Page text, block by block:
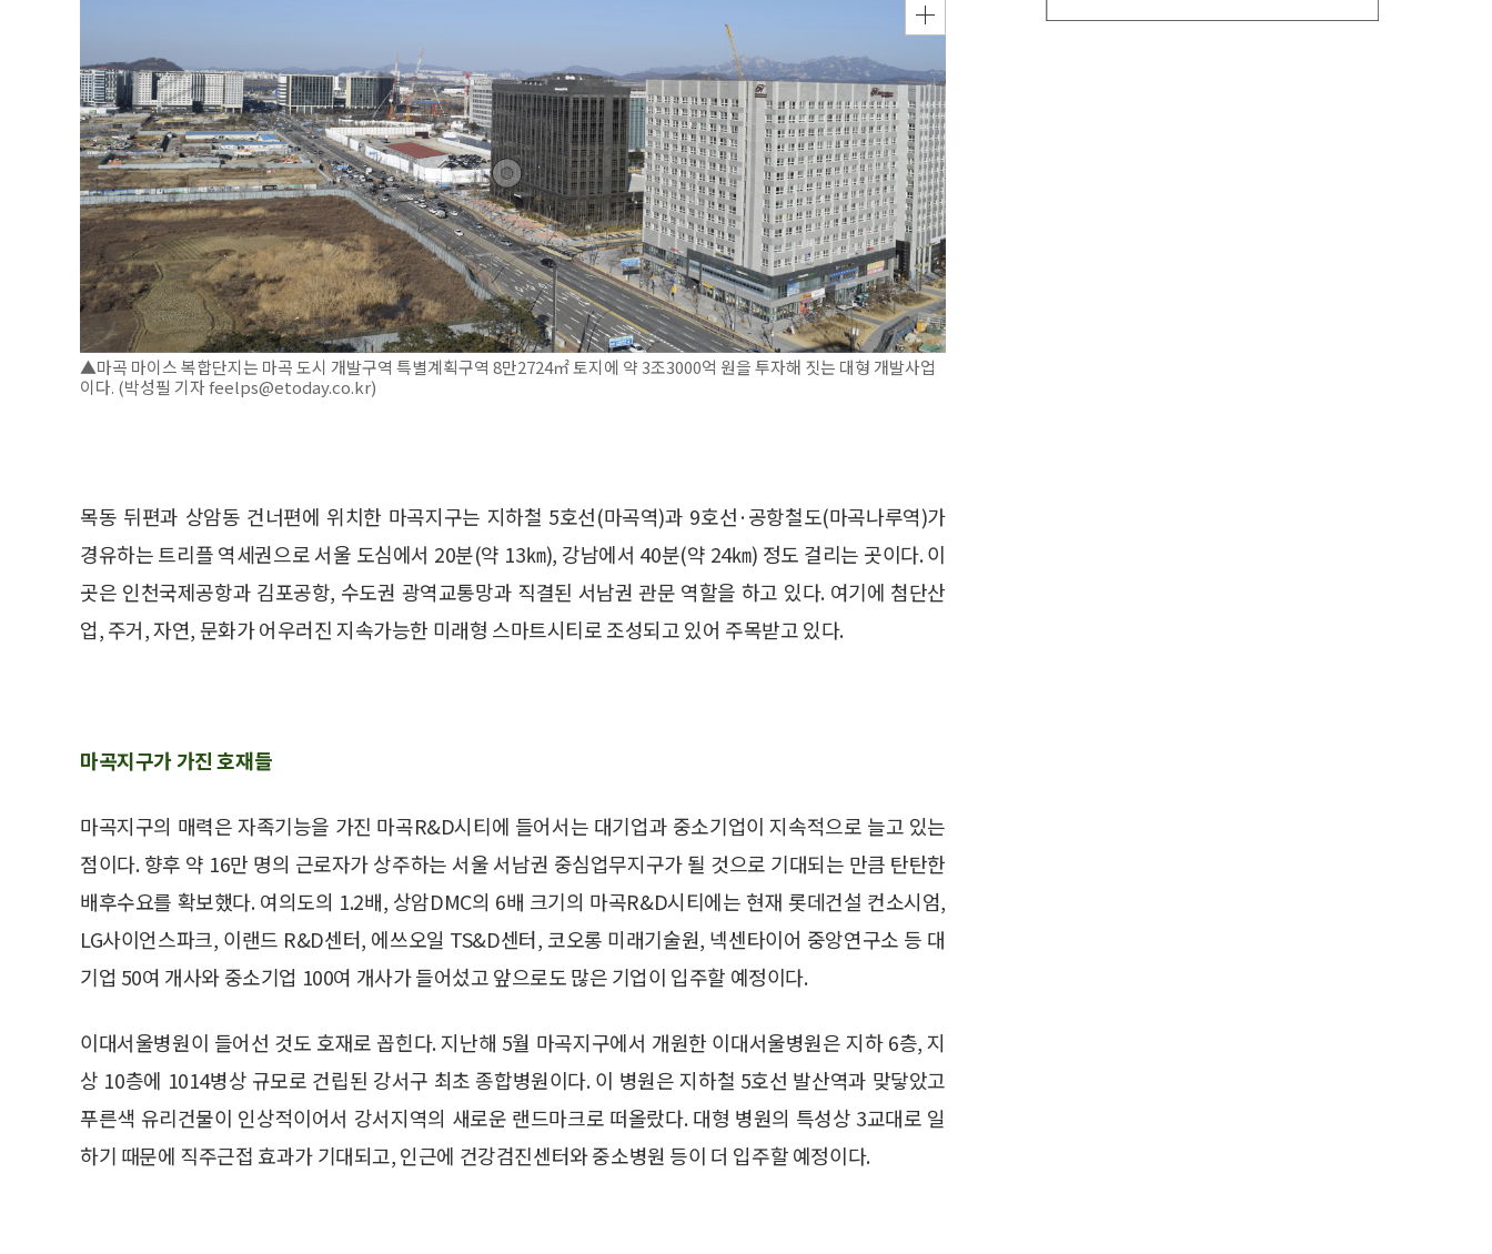
▲마곡 마이스 복합단지는 마곡 도시 개발구역 특별계획구역 8만2724㎡ 토지에 약 3조3000억 원을 투자해 짓는 대형 개발사업
이다. (박성필 기자 feelps@etoday.co.kr)
목동 뒤편과 상암동 건너편에 위치한 마곡지구는 지하철 5호선(마곡역)과 9호선·공항철도(마곡나루역)가
경유하는 트리플 역세권으로 서울 도심에서 20분(약 13㎞), 강남에서 40분(약 24㎞) 정도 걸리는 곳이다. 이
곳은 인천국제공항과 김포공항, 수도권 광역교통망과 직결된 서남권 관문 역할을 하고 있다. 여기에 첨단산
업, 주거, 자연, 문화가 어우러진 지속가능한 미래형 스마트시티로 조성되고 있어 주목받고 있다.
마곡지구가 가진 호재들
마곡지구의 매력은 자족기능을 가진 마곡R&D시티에 들어서는 대기업과 중소기업이 지속적으로 늘고 있는
점이다. 향후 약 16만 명의 근로자가 상주하는 서울 서남권 중심업무지구가 될 것으로 기대되는 만큼 탄탄한
배후수요를 확보했다. 여의도의 1.2배, 상암DMC의 6배 크기의 마곡R&D시티에는 현재 롯데건설 컨소시엄,
LG사이언스파크, 이랜드 R&D센터, 에쓰오일 TS&D센터, 코오롱 미래기술원, 넥센타이어 중앙연구소 등 대
기업 50여 개사와 중소기업 100여 개사가 들어섰고 앞으로도 많은 기업이 입주할 예정이다.
이대서울병원이 들어선 것도 호재로 꼽힌다. 지난해 5월 마곡지구에서 개원한 이대서울병원은 지하 6층, 지
상 10층에 1014병상 규모로 건립된 강서구 최초 종합병원이다. 이 병원은 지하철 5호선 발산역과 맞닿았고
푸른색 유리건물이 인상적이어서 강서지역의 새로운 랜드마크로 떠올랐다. 대형 병원의 특성상 3교대로 일
하기 때문에 직주근접 효과가 기대되고, 인근에 건강검진센터와 중소병원 등이 더 입주할 예정이다.